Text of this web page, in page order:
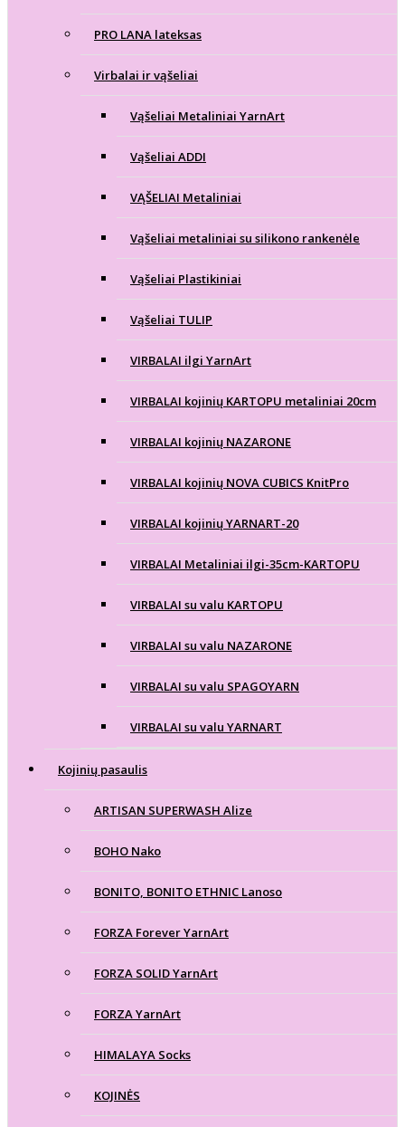
PRO LANA lateksas
Virbalai ir vąšeliai
Vąšeliai Metaliniai YarnArt
Vąšeliai ADDI
VĄŠELIAI Metaliniai
Vąšeliai metaliniai su silikono rankenėle
Vąšeliai Plastikiniai
Vąšeliai TULIP
VIRBALAI ilgi YarnArt
VIRBALAI kojinių KARTOPU metaliniai 20cm
VIRBALAI kojinių NAZARONE
VIRBALAI kojinių NOVA CUBICS KnitPro
VIRBALAI kojinių YARNART-20
VIRBALAI Metaliniai ilgi-35cm-KARTOPU
VIRBALAI su valu KARTOPU
VIRBALAI su valu NAZARONE
VIRBALAI su valu SPAGOYARN
VIRBALAI su valu YARNART
Kojinių pasaulis
ARTISAN SUPERWASH Alize
BOHO Nako
BONITO, BONITO ETHNIC Lanoso
FORZA Forever YarnArt
FORZA SOLID YarnArt
FORZA YarnArt
HIMALAYA Socks
KOJINĖS